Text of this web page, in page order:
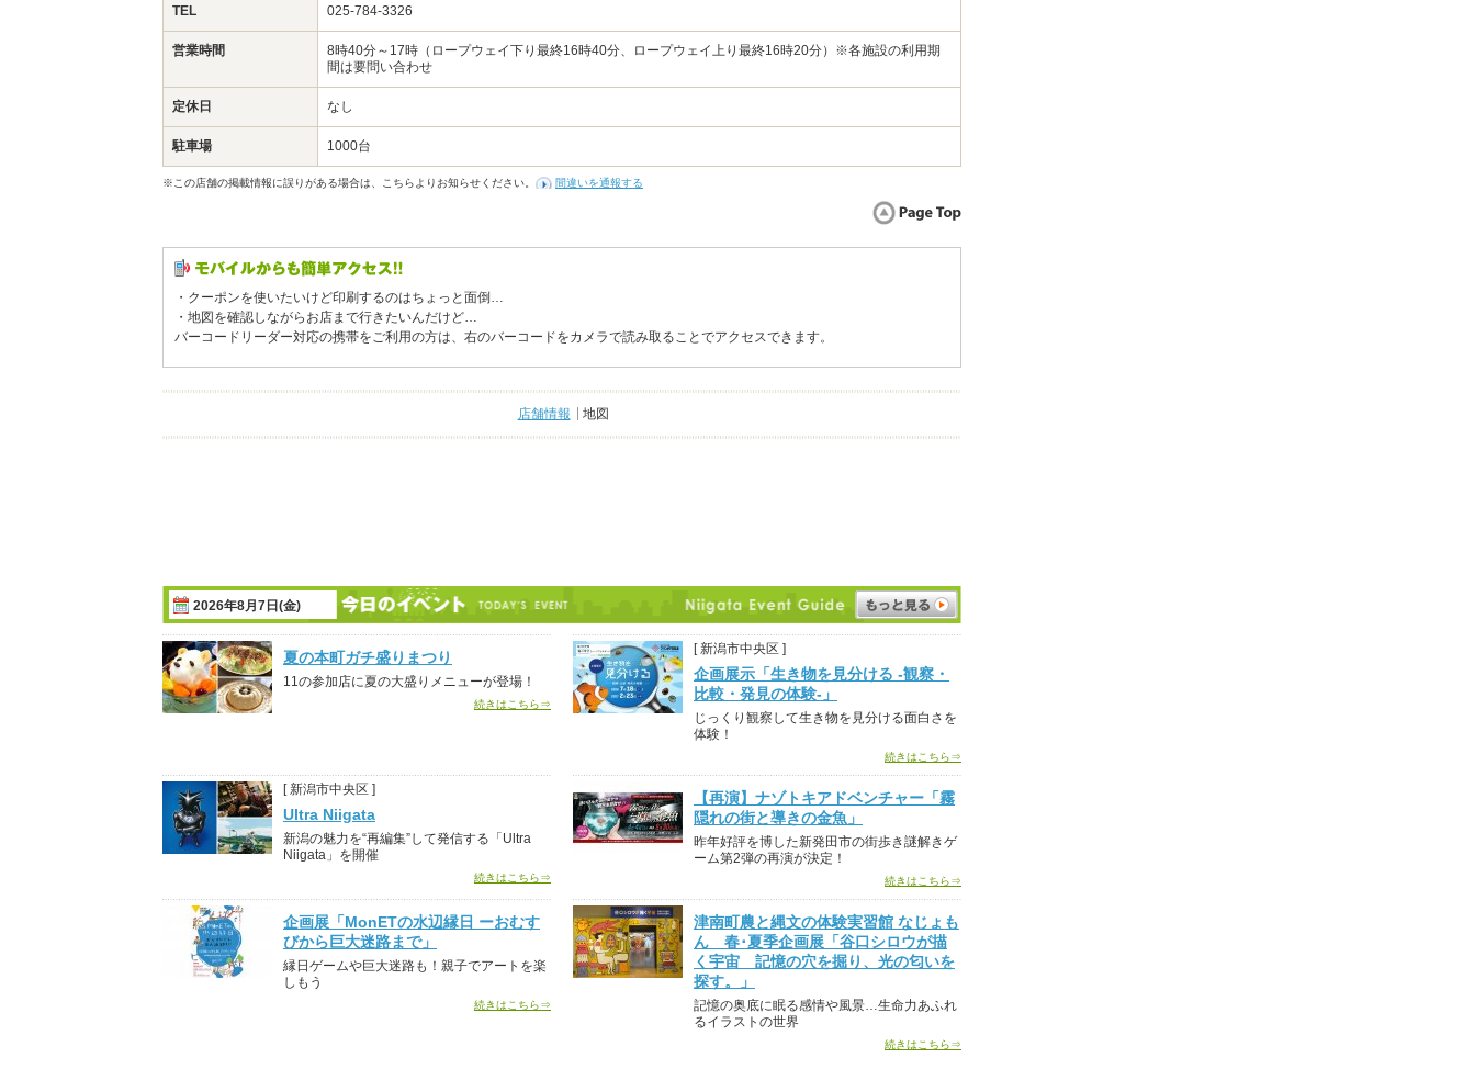
TEL 025-784-3326
営業時間
8時40分～17時（ロープウェイ下り最終16時40分、ロープウェイ上り最終16時20分）※各施設の利用期
間は要問い合わせ
定休日 なし
駐車場 1000台
※この店舗の掲載情報に誤りがある場合は、こちらよりお知らせください。 間違いを通報する
・クーポンを使いたいけど印刷するのはちょっと面倒…
・地図を確認しながらお店まで行きたいんだけど…
バーコードリーダー対応の携帯をご利用の方は、右のバーコードをカメラで読み取ることでアクセスできます。
店舗情報 地図
2026年8月7日(金)
夏の本町ガチ盛りまつり
11の参加店に夏の大盛りメニューが登場！
続きはこちら⇒
[ 新潟市中央区 ]
企画展示「生き物を見分ける -観察・
比較・発見の体験-」
じっくり観察して生き物を見分ける面白さを
体験！
続きはこちら⇒
[ 新潟市中央区 ]
Ultra Niigata
新潟の魅力を“再編集”して発信する「Ultra
Niigata」を開催
続きはこちら⇒
【再演】ナゾトキアドベンチャー「霧
隠れの街と導きの金魚」
昨年好評を博した新発田市の街歩き謎解きゲ
ーム第2弾の再演が決定！
続きはこちら⇒
企画展「MonETの水辺縁日 ーおむす
びから巨大迷路まで」
縁日ゲームや巨大迷路も！親子でアートを楽
しもう
続きはこちら⇒
津南町農と縄文の体験実習館 なじょも
ん 春･夏季企画展「谷口シロウが描
く宇宙 記憶の穴を掘り、光の匂いを
探す。」
記憶の奥底に眠る感情や風景…生命力あふれ
るイラストの世界
続きはこちら⇒